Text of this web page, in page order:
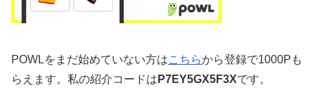
POWLをまだ始めていない方はこちらから登録で1000Pも
らえます。私の紹介コードは P7EY5GX5F3Xです。